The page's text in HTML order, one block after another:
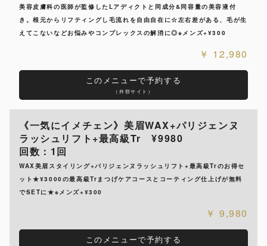
美容皮膚科の医師が監修したLアディクトと同成分&同容量の美容液付
き。根元からリフティングし毛流れを自由自在に☆左右差がある、毛が生
えてこないなどお悩みやコンプレックスの解消に◎※メンズ+¥300
12,980
このメニューで予約する
（外部サイト）
《一気にイメチェン》美眉WAX+パリジェンヌ
ラッシュリフト+最高級Tr ¥9980
回数：1回
WAX美眉スタイリング+パリジェンヌラッシュリフト+最高級Trのお得セ
ット★¥3000の最高級Trまつげケアコースとコーティング仕上げが無料
でSETに★※メンズ+¥300
9,980
このメニューで予約する